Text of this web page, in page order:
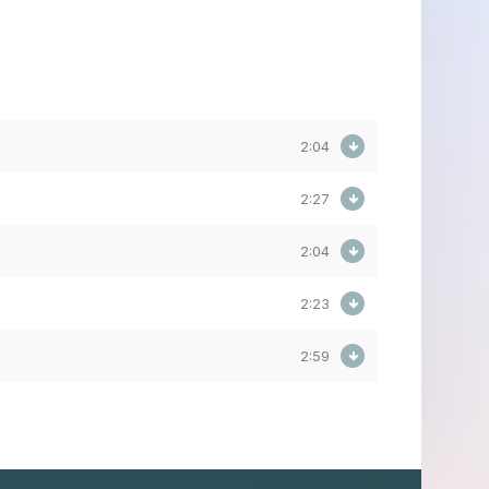
2:04
2:27
2:04
2:23
2:59